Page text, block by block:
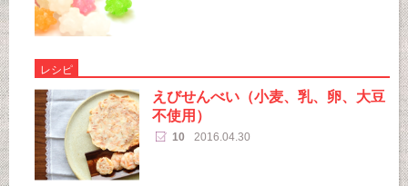
レシピ
えびせんべい（小麦、乳、卵、大豆
不使用）
10 2016.04.30